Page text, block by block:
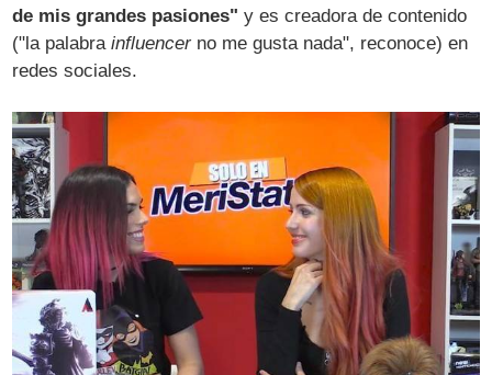
de mis grandes pasiones" y es creadora de contenido
("la palabrainfluencerno me gusta nada", reconoce) en
redes sociales.